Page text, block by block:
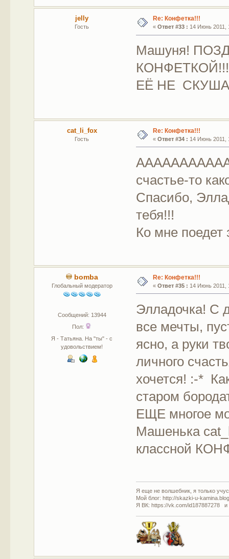
jelly
Гость
Re: Конфетка!!!
« Ответ #33 : 14 Июнь 2011,
Машуня!
ЕЁ НЕ
cat_li_fox
Гость
Re: Конфетка!!!
« Ответ #34 : 14 Июнь 2011,
счастье-то
Спасибо,
тебя!!!
Ко мне поедет
bomba
Глобальный модератор
Сообщений: 13944
Пол:
Я - Татьяна. На "ты" - с
удовольствием!
Re: Конфетка!!!
« Ответ #35 : 14 Июнь 2011,
Элладочка! С
все мечты,
ясно, а руки
личного
хочется! :-*
старом
ЕЩЕ многое
Машенька
классной
Я еще не волшебник, я только
Мой блог: http://skazki-u-
Я ВК: https://vk.com/id187887278 и